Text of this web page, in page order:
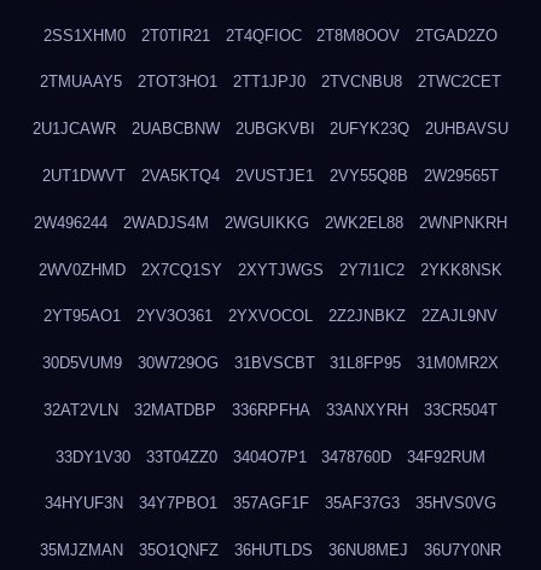
2SS1XHM0 2T0TIR21 2T4QFIOC 2T8M8OOV 2TGAD2ZO
2TMUAAY5 2TOT3HO1 2TT1JPJ0 2TVCNBU8 2TWC2CET
2U1JCAWR 2UABCBNW 2UBGKVBI 2UFYK23Q 2UHBAVSU
2UT1DWVT 2VA5KTQ4 2VUSTJE1 2VY55Q8B 2W29565T
2W496244 2WADJS4M 2WGUIKKG 2WK2EL88 2WNPNKRH
2WV0ZHMD 2X7CQ1SY 2XYTJWGS 2Y7I1IC2 2YKK8NSK
2YT95AO1 2YV3O361 2YXVOCOL 2Z2JNBKZ 2ZAJL9NV
30D5VUM9 30W729OG 31BVSCBT 31L8FP95 31M0MR2X
32AT2VLN 32MATDBP 336RPFHA 33ANXYRH 33CR504T
33DY1V30 33T04ZZ0 3404O7P1 3478760D 34F92RUM
34HYUF3N 34Y7PBO1 357AGF1F 35AF37G3 35HVS0VG
35MJZMAN 35O1QNFZ 36HUTLDS 36NU8MEJ 36U7Y0NR